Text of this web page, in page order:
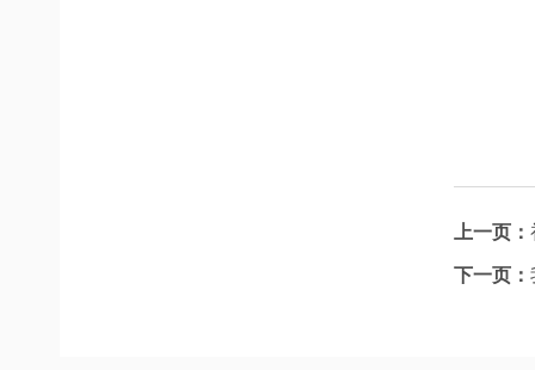
上一页：
下一页：